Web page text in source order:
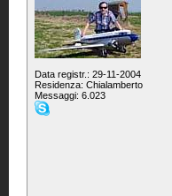
Data registr.: 29-11-2004
Residenza: Chialamberto
Messaggi: 6.023